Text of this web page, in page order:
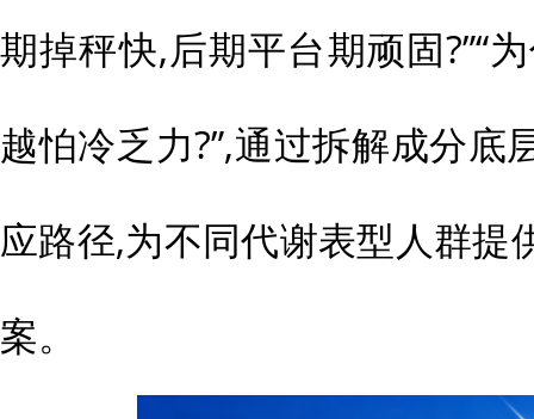
期掉秤快,后期平台期顽固?”“
越怕冷乏力?”,通过拆解成分底
应路径,为不同代谢表型人群提
案。